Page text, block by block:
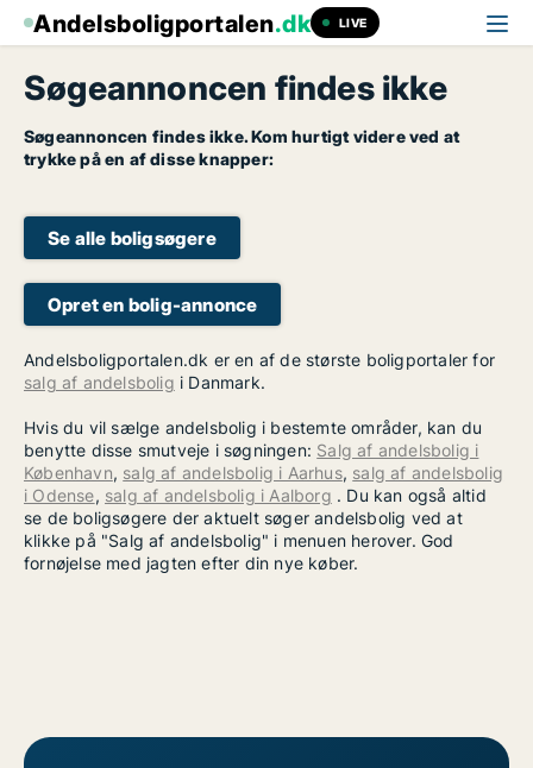
Andelsboligportalen.dk LIVE
Søgeannoncen findes ikke
Søgeannoncen findes ikke. Kom hurtigt videre ved at
trykke på en af disse knapper:
Se alle boligsøgere
Opret en bolig-annonce
Andelsboligportalen.dk er en af de største boligportaler for
salg af andelsbolig i Danmark.
Hvis du vil sælge andelsbolig i bestemte områder, kan du
benytte disse smutveje i søgningen: Salg af andelsbolig i
København, salg af andelsbolig i Aarhus, salg af andelsbolig
i Odense, salg af andelsbolig i Aalborg . Du kan også altid
se de boligsøgere der aktuelt søger andelsbolig ved at
klikke på "Salg af andelsbolig" i menuen herover. God
fornøjelse med jagten efter din nye køber.